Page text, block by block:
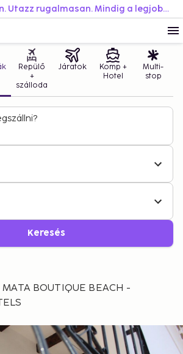
Foglalj könnyedén. Utazz rugalmasan. Mindig a legjobb áron.
Repülő
+
szálloda
Járatok
Komp +
Hotel
Multi-
stop
Keresés
BOUTIQUE BEACH -